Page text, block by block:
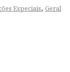
Especiais, Geral